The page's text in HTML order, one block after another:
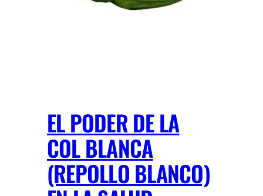
EL PODER DE LA
COL BLANCA
(REPOLLO BLANCO)